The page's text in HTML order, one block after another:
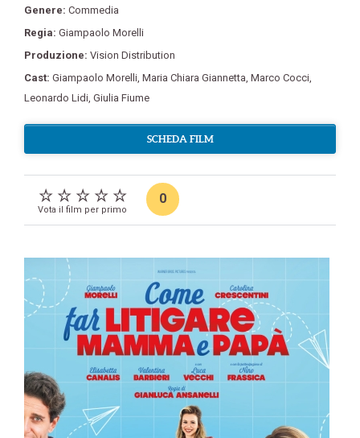
Genere: Commedia
Regia: Giampaolo Morelli
Produzione: Vision Distribution
Cast: Giampaolo Morelli, Maria Chiara Giannetta, Marco Cocci,
Leonardo Lidi, Giulia Fiume
SCHEDA FILM
Vota il film per primo
0